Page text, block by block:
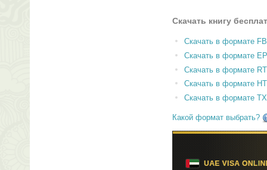
Скачать книгу
Скачать в формате
Скачать в формате
Скачать в формате
Скачать в формате
Скачать в формате
Какой формат выбрать?